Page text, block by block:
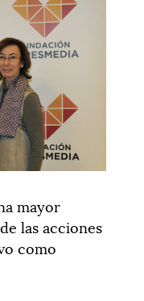
mayor
las acciones
como